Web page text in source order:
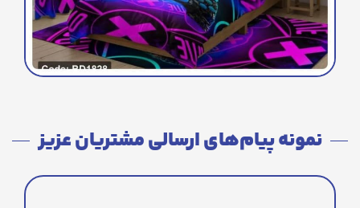
نمونه پیام‌های ارسالی مشتریان عزیز